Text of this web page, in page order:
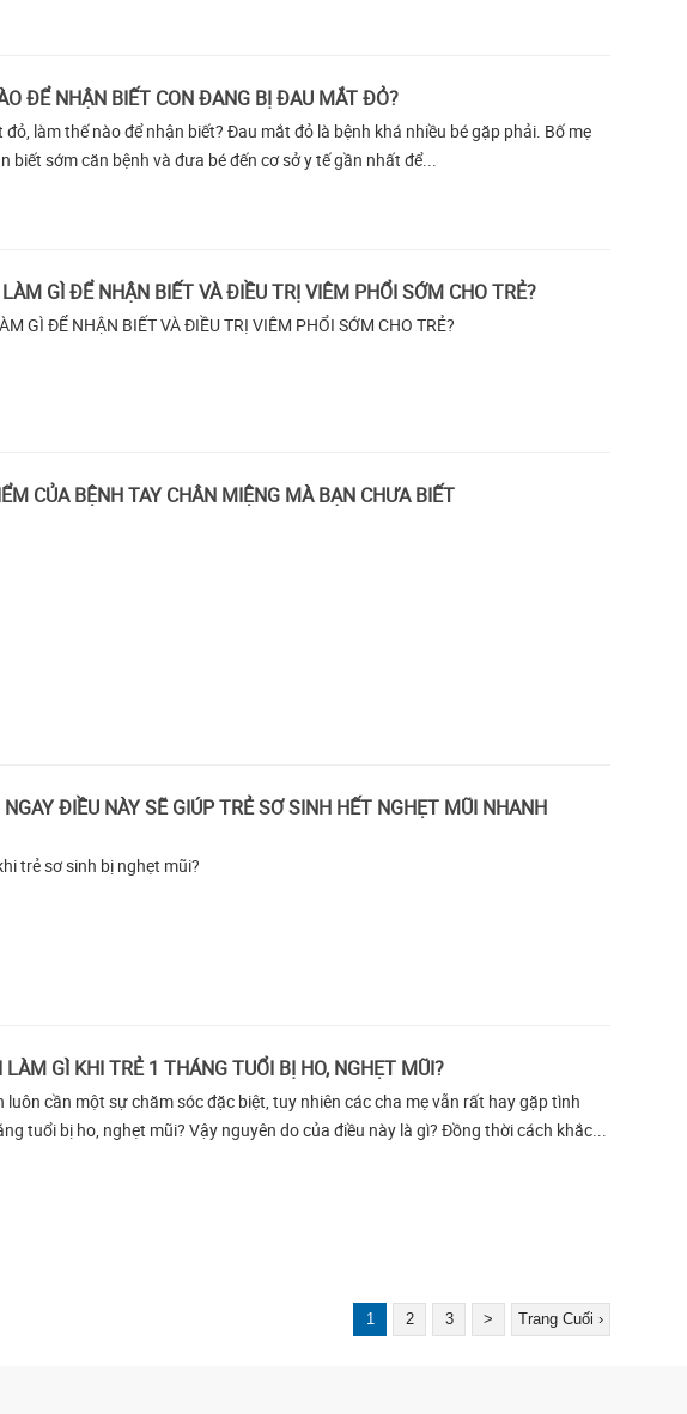
ĐỂ NHẬN BIẾT CON ĐANG BỊ ĐAU MẮT ĐỎ?
để nhận biết? Đau mắt đỏ là bệnh khá nhiều bé gặp phải. Bố mẹ
biết sớm căn bệnh và đưa bé đến cơ sở y tế gần nhất để...
GÌ ĐỂ NHẬN BIẾT VÀ ĐIỀU TRỊ VIÊM PHỔI SỚM CHO TRẺ?
GÌ ĐỂ NHẬN BIẾT VÀ ĐIỀU TRỊ VIÊM PHỔI SỚM CHO TRẺ?
CỦA BỆNH TAY CHÂN MIỆNG MÀ BẠN CHƯA BIẾT
ĐIỀU NÀY SẼ GIÚP TRẺ SƠ SINH HẾT NGHẸT MŨI NHANH
trẻ sơ sinh bị nghẹt mũi?
LÀM GÌ KHI TRẺ 1 THÁNG TUỔI BỊ HO, NGHẸT MŨI?
luôn cần một sự chăm sóc đặc biệt, tuy nhiên các cha mẹ vẫn rất hay gặp tình
tuổi bị ho, nghẹt mũi? Vậy nguyên do của điều này là gì? Đồng thời cách khắc...
1 2 3 > Trang Cuối ›